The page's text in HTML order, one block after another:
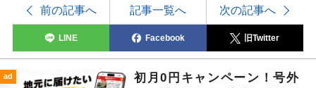
前の記事へ 記事一覧へ 次の記事へ
LINE Facebook 旧Twitter
ad
初月0円キャンペーン！号外